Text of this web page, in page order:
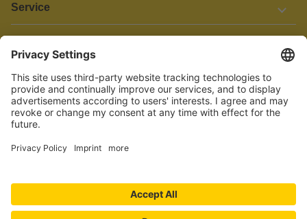
Service
Informationen
Barrierefreiheit
Wir bemühen uns, unsere Website barrierefrei zu gestalten.
Einige Inhalte und Funktionen sind derzeit jedoch noch nicht
vollständig zugänglich. Wenn Sie auf Barrieren stoßen oder Hilfe
benötigen, kontaktieren Sie uns bitte unter service[at]knutzen.de.
Vertrag widerrufen
© 2026 TEBOLO